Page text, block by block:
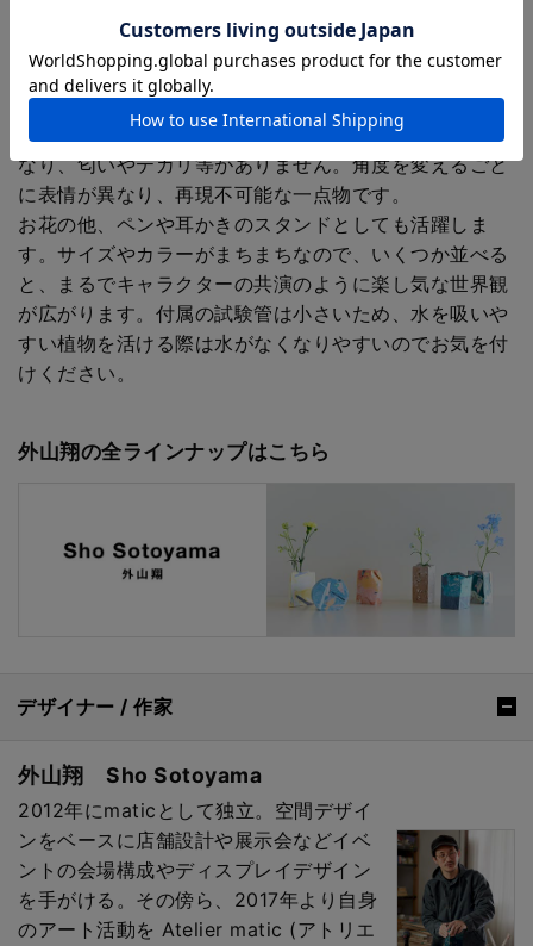
水溶性の樹脂で色を作り、型に流し込んで作られていま
す。その際、別で作ったパーツを同時に入れ込み、固ま
った後にカットしたり、砕いたり削ったりして形づくっ
ています。水溶性樹脂は環境にやさしく、石油系とは異
なり、匂いやテカリ等がありません。角度を変えるごと
に表情が異なり、再現不可能な一点物です。
お花の他、ペンや耳かきのスタンドとしても活躍しま
す。サイズやカラーがまちまちなので、いくつか並べる
と、まるでキャラクターの共演のように楽し気な世界観
が広がります。付属の試験管は小さいため、水を吸いや
すい植物を活ける際は水がなくなりやすいのでお気を付
けください。
外山翔の全ラインナップはこちら
デザイナー / 作家
外山翔 Sho Sotoyama
2012年にmaticとして独立。空間デザイ
ンをベースに店舗設計や展示会などイベ
ントの会場構成やディスプレイデザイン
を手がける。その傍ら、2017年より自身
のアート活動を Atelier matic (アトリエ